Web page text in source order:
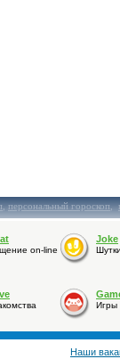
,персональный гороскоп,
on-line
Joke
Игры
Наши